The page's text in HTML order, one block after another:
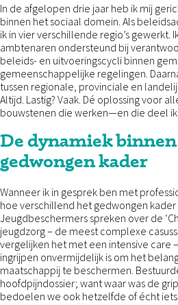
In de afgelopen drie jaar heb ik mij
binnen het sociaal domein. Als
ik in vier verschillende regio’s gewerkt.
ambtenaren ondersteund bij
beleids- en uitvoeringscycli binnen
gemeenschappelijke regelingen.
tussen regionale, provinciale en
Altijd. Lastig? Vaak. Dé oplossing voor
bouwstenen die werken—en die deel
De dynamiek
gedwongen kader
Wanneer ik in gesprek ben met
hoe verschillend het gedwongen
Jeugdbeschermers spreken over de
jeugdzorg – de meest complexe
vergelijken het met een intensive care
ingrijpen onvermijdelijk is om het
maatschappij te beschermen.
hoofdpijndossier; want waar was de
bedoelen we ook hetzelfde of écht iets